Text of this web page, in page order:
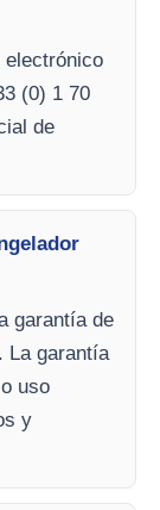
electrónico
(0) 1 70
de
garantía de
La garantía
uso
y